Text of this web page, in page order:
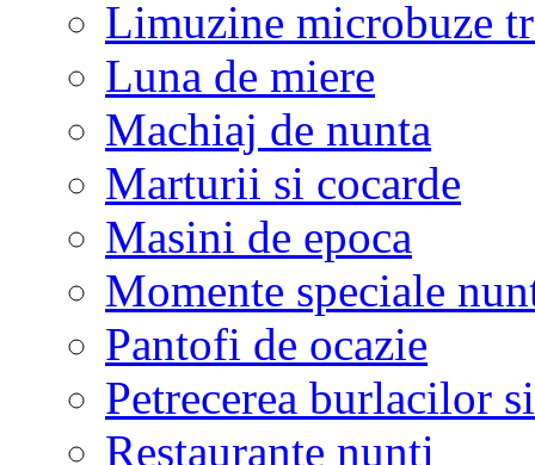
Limuzine microbuze
Luna de miere
Machiaj de nunta
Marturii si cocarde
Masini de epoca
Momente speciale
Pantofi de ocazie
Petrecerea burlacilor
Restaurante nunti